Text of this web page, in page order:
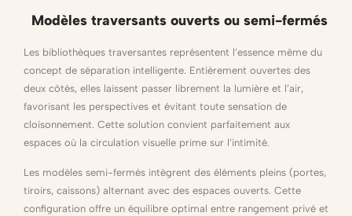
Modèles traversants ouverts ou semi-fermés
Les bibliothèques traversantes représentent l’essence même du
concept de séparation intelligente. Entièrement ouvertes des
deux côtés, elles laissent passer librement la lumière et l’air,
favorisant les perspectives et évitant toute sensation de
cloisonnement. Cette solution convient parfaitement aux
espaces où la circulation visuelle prime sur l’intimité.
Les modèles semi-fermés intègrent des éléments pleins (portes,
tiroirs, caissons) alternant avec des espaces ouverts. Cette
configuration offre un équilibre optimal entre rangement privé et